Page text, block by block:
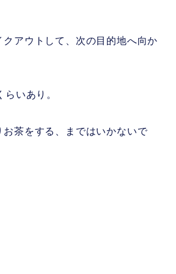
クアウトして、次の目的地へ向か
いあり。
お茶をする、まではいかないで